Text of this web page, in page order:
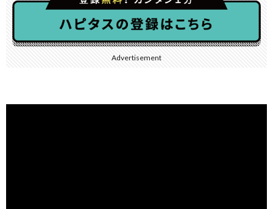
Advertisement